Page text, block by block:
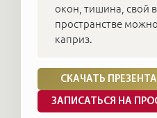
окон, тишина, свой
пространстве
каприз.
СКАЧАТЬ
ЗАПИСАТЬСЯ НА